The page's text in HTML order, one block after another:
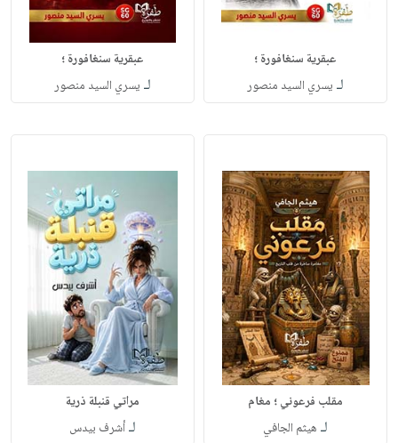
عبقرية سنغافورة ؛
لـ يسري السيد منصور
عبقرية سنغافورة ؛
لـ يسري السيد منصور
مقلب فرعوني ؛ مغام
لـ هيثم الجافي
مراتي قنبلة ذرية
لـأشرف بيدس